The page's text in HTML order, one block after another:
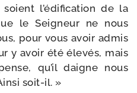
l’édification de la
le Seigneur ne nous
pour vous avoir admis
y avoir été éle­vés, mais
qu’il daigne nous
soit-il. »